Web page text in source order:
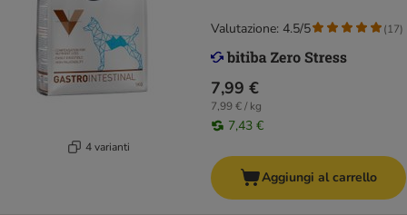
4 varianti
7,99 €
7,99 € / kg
7,43 €
Valutazione: 4.5/5 (17)
Aggiungi al carrello